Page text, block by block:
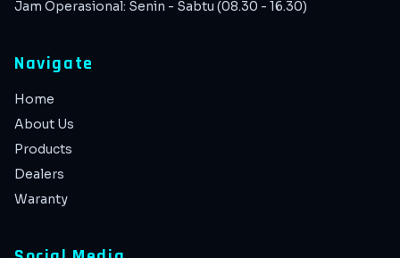
Jam Operasional: Senin - Sabtu (08.30 - 16.30)
Navigate
Home
About Us
Products
Dealers
Waranty